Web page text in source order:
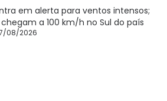
em alerta para ventos intensos;
a 100 km/h no Sul do país
08/2026